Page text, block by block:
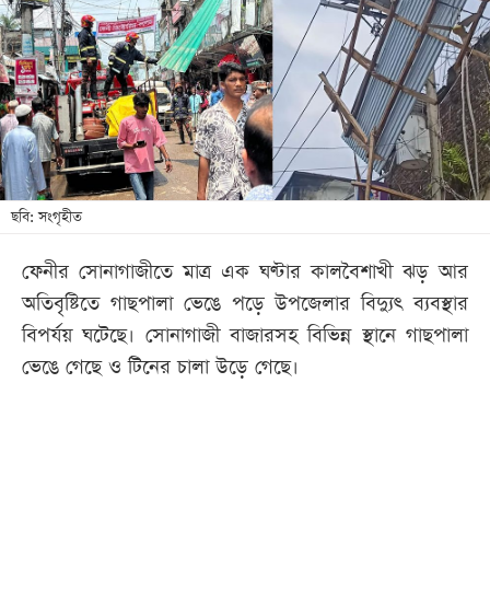
খেলা
বিনোদন
লাইফ
স্টাইল
শিক্ষা
তথ্যপ্রযুক্তি
বিভাগ
ছবি
ছবি: সংগৃহীত
ফেনীর সোনাগাজীতে মাত্র এক ঘণ্টার কালবৈশাখী ঝড় আর
অতিবৃষ্টিতে গাছপালা ভেঙে পড়ে উপজেলার বিদ্যুৎ ব্যবস্থার
বিপর্যয় ঘটেছে। সোনাগাজী বাজারসহ বিভিন্ন স্থানে গাছপালা
ভেঙে গেছে ও টিনের চালা উড়ে গেছে।